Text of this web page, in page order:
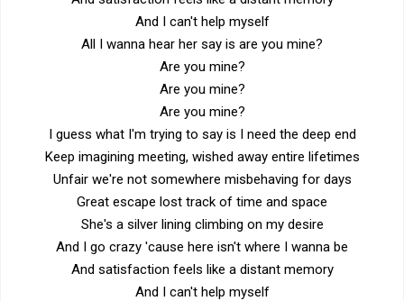
And I can't help myself
All I wanna hear her say is are you mine?
Are you mine?
Are you mine?
Are you mine?
I guess what I'm trying to say is I need the deep end
Keep imagining meeting, wished away entire lifetimes
Unfair we're not somewhere misbehaving for days
Great escape lost track of time and space
She's a silver lining climbing on my desire
And I go crazy 'cause here isn't where I wanna be
And satisfaction feels like a distant memory
And I can't help myself